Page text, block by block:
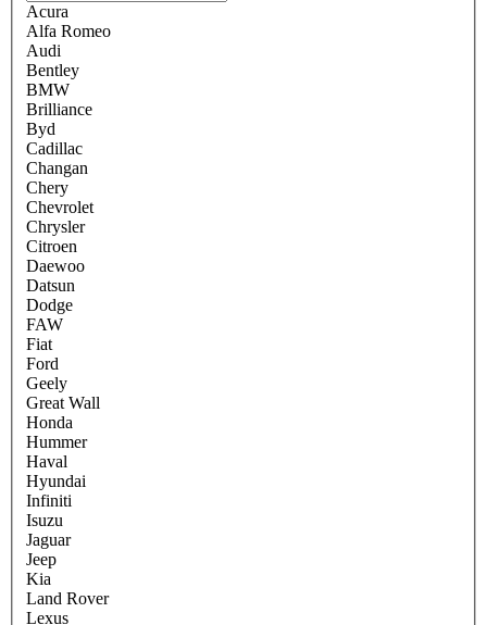
Acura
Alfa Romeo
Audi
Bentley
BMW
Brilliance
Byd
Cadillac
Changan
Chery
Chevrolet
Chrysler
Citroen
Daewoo
Datsun
Dodge
FAW
Fiat
Ford
Geely
Great Wall
Honda
Hummer
Haval
Hyundai
Infiniti
Isuzu
Jaguar
Jeep
Kia
Land Rover
Lexus